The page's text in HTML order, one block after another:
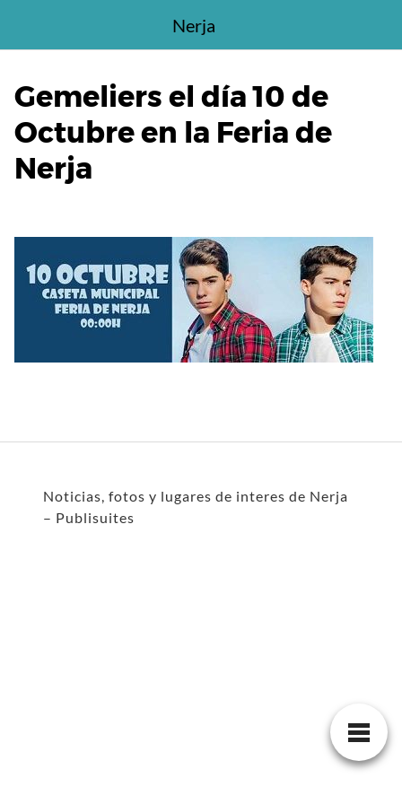
contenido
Nerja
Gemeliers el día 10 de
Octubre en la Feria de
Nerja
Noticias, fotos y lugares de interes de Nerja
– Publisuites